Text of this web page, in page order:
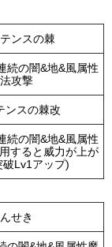
ンスの棘
続の闇&地&風属性
攻撃
ンスの棘改
続の闇&地&風属性
すると威力が上が
破Lv1アップ)
せき